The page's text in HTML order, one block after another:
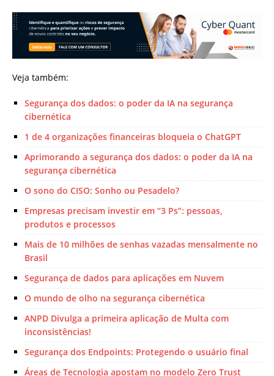
Veja também:
Segurança dos dados: o poder da IA na segurança
cibernética
1 de 4 organizações financeiras bloqueia o ChatGPT
Aprimorando a segurança dos dados: o poder da IA na
segurança cibernética
O sono do CISO: Sonho ou Pesadelo?
Empresas precisam investir em “3 Ps”: pessoas,
produtos e processos
Mais de 10 milhões de senhas vazadas mensalmente no
Brasil
Segurança de dados para aplicações em Nuvem
O mundo de olho na segurança cibernética
ANPD Divulga a primeira aplicação de Multa com
inconsistências!
Segurança dos Endpoints: Protegendo o usuário final
Áreas de Tecnologia apostam no modelo Zero Trust